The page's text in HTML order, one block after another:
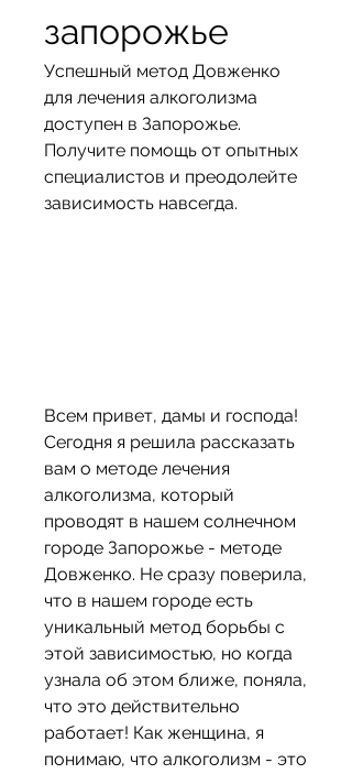
запорожье
Успешный метод Довженко
для лечения алкоголизма
доступен в Запорожье.
Получите помощь от опытных
специалистов и преодолейте
зависимость навсегда.
Всем привет, дамы и господа!
Сегодня я решила рассказать
вам о методе лечения
алкоголизма, который
проводят в нашем солнечном
городе Запорожье - методе
Довженко. Не сразу поверила,
что в нашем городе есть
уникальный метод борьбы с
этой зависимостью, но когда
узнала об этом ближе, поняла,
что это действительно
работает! Как женщина, я
понимаю, что алкоголизм - это